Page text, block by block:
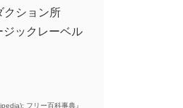
クション所
ジックレーベル
フリー百科事典』